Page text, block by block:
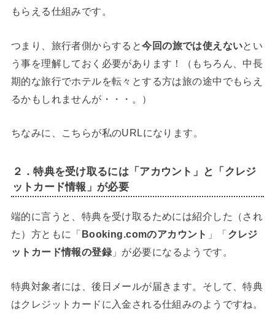
もらえる仕組みです。
つまり、旅行者側からすると今回の旅では使えないとい
う事を理解しておく必要があります！（もちろん、中長
期的な旅行でホテルを転々とする方は旅の途中でもらえ
るかもしれませんが・・・。）
ちなみに、こちらが私のURLになります。
２．特典を受け取るには「アカウント」と「クレジ
ットカード情報」が必要
端的に言うと、特典を受け取るためには紹介した（され
た）方ともに「 Booking.comのアカウント 」「 クレジ
ットカード情報の登録 」が必要になるようです。
特典対象者には、後日メールが届きます。そして、特典
はクレジットカードに入金される仕組みのようですね。